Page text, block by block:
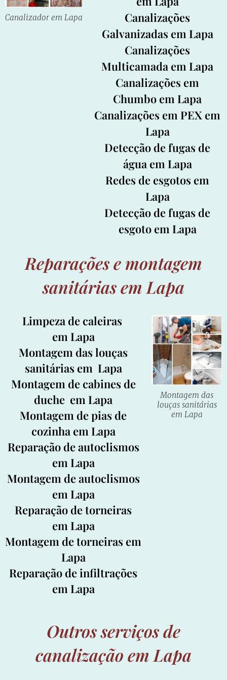
Canalizador em Lapa
Canalizações
Galvanizadas em Lapa
Canalizações
Multicamada em Lapa
Canalizações em
Chumbo em Lapa
Canalizações em PEX em
Lapa
Detecção de fugas de
água em Lapa
Redes de esgotos em
Lapa
Detecção de fugas de
esgoto em Lapa
Reparações e montagem
sanitárias em Lapa
Montagem das
louças sanitárias
em Lapa
Limpeza de caleiras
em Lapa
Montagem das louças
sanitárias em Lapa
Montagem de cabines de
duche em Lapa
Montagem de pias de
cozinha em Lapa
Reparação de autoclismos
em Lapa
Montagem de autoclismos
em Lapa
Reparação de torneiras
em Lapa
Montagem de torneiras em
Lapa
Reparação de infiltrações
em Lapa
Outros serviços de
canalização em Lapa